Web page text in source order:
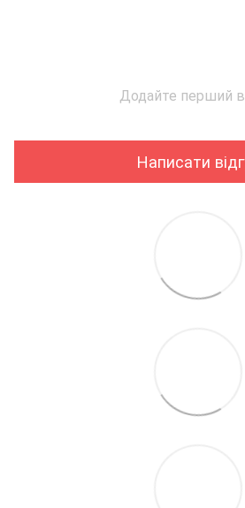
Додайте перший
Написати